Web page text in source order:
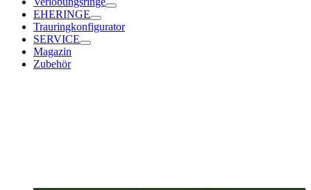
EHERINGE
Trauringkonfigurator
SERVICE
Magazin
Zubehör